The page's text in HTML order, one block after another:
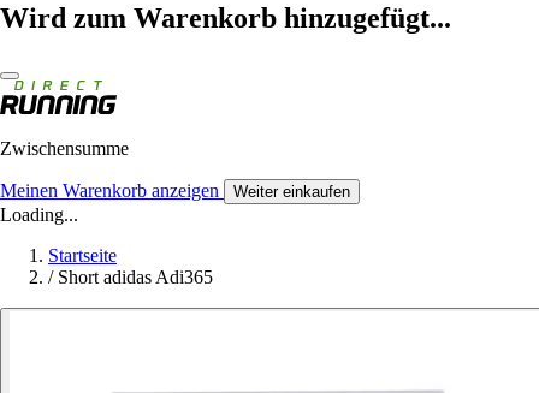
Wird zum Warenkorb hinzugefügt...
Zwischensumme
Meinen Warenkorb anzeigen Weiter einkaufen
Loading...
Startseite
/ Short adidas Adi365